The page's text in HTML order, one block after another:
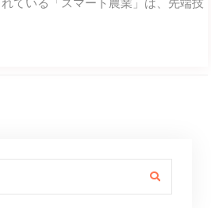
ている「スマート農業」は、先端技